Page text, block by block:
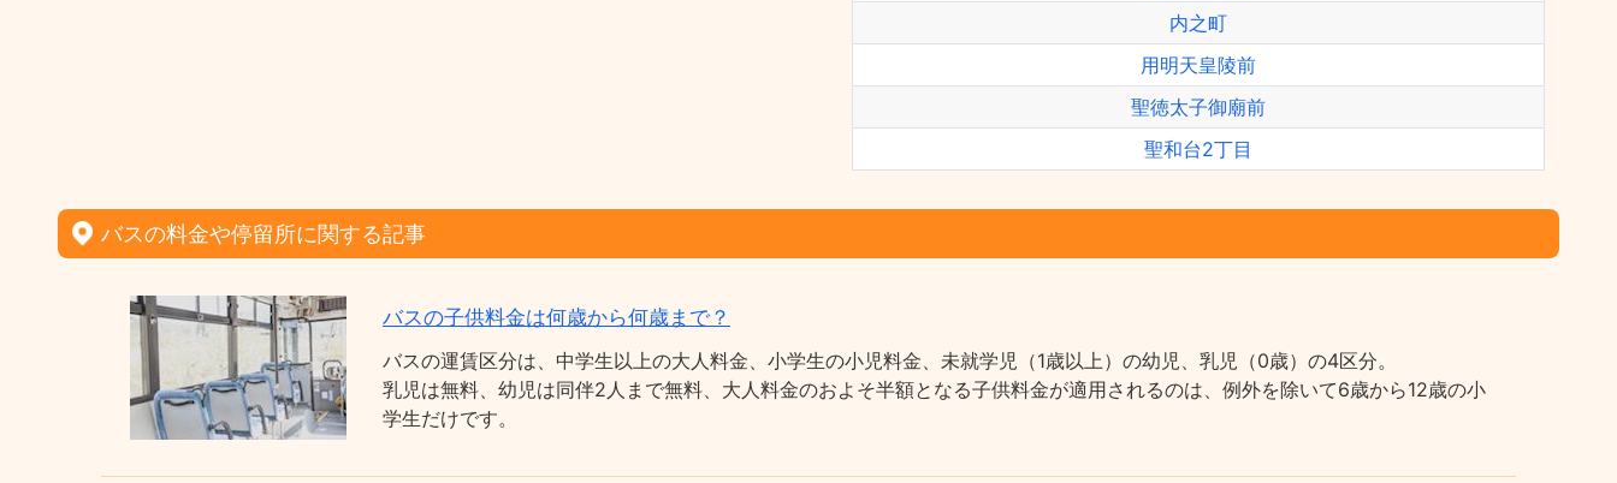
内之町
用明天皇陵前
聖徳太子御廟前
聖和台2丁目
バスの料金や停留所に関する記事
バスの子供料金は何歳から何歳まで？
バスの運賃区分は、中学生以上の大人料金、小学生の小児料金、未就学児（1歳以上）の幼児、乳児（0歳）の4区分。
乳児は無料、幼児は同伴2人まで無料、大人料金のおよそ半額となる子供料金が適用されるのは、例外を除いて6歳から12歳の小
学生だけです。